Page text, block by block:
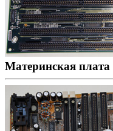
Материнская плата